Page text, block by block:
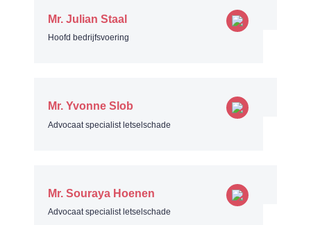
Mr. Julian Staal
Hoofd bedrijfsvoering
Mr. Yvonne Slob
Advocaat specialist letselschade
Mr. Souraya Hoenen
Advocaat specialist letselschade